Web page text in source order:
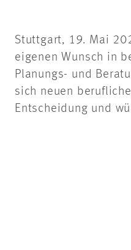
Stuttgart, 19. Mai
eigenen Wunsch in
Planungs- und
sich neuen
Entscheidung und